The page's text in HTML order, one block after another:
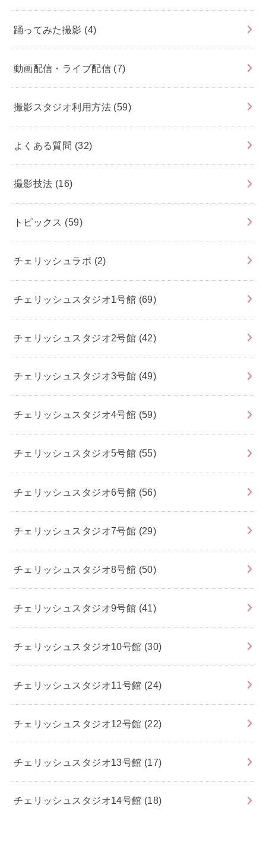
踊ってみた撮影 (4)
動画配信・ライブ配信 (7)
撮影スタジオ利用方法 (59)
よくある質問 (32)
撮影技法 (16)
トピックス (59)
チェリッシュラボ (2)
チェリッシュスタジオ1号館 (69)
チェリッシュスタジオ2号館 (42)
チェリッシュスタジオ3号館 (49)
チェリッシュスタジオ4号館 (59)
チェリッシュスタジオ5号館 (55)
チェリッシュスタジオ6号館 (56)
チェリッシュスタジオ7号館 (29)
チェリッシュスタジオ8号館 (50)
チェリッシュスタジオ9号館 (41)
チェリッシュスタジオ10号館 (30)
チェリッシュスタジオ11号館 (24)
チェリッシュスタジオ12号館 (22)
チェリッシュスタジオ13号館 (17)
チェリッシュスタジオ14号館 (18)